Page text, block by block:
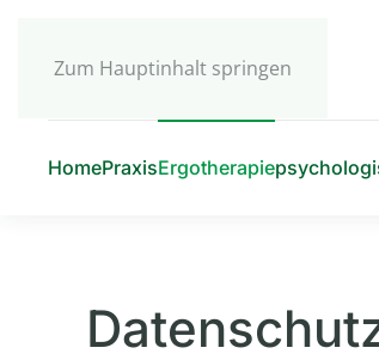
Zum Hauptinhalt springen
HomePraxisErgotherapie